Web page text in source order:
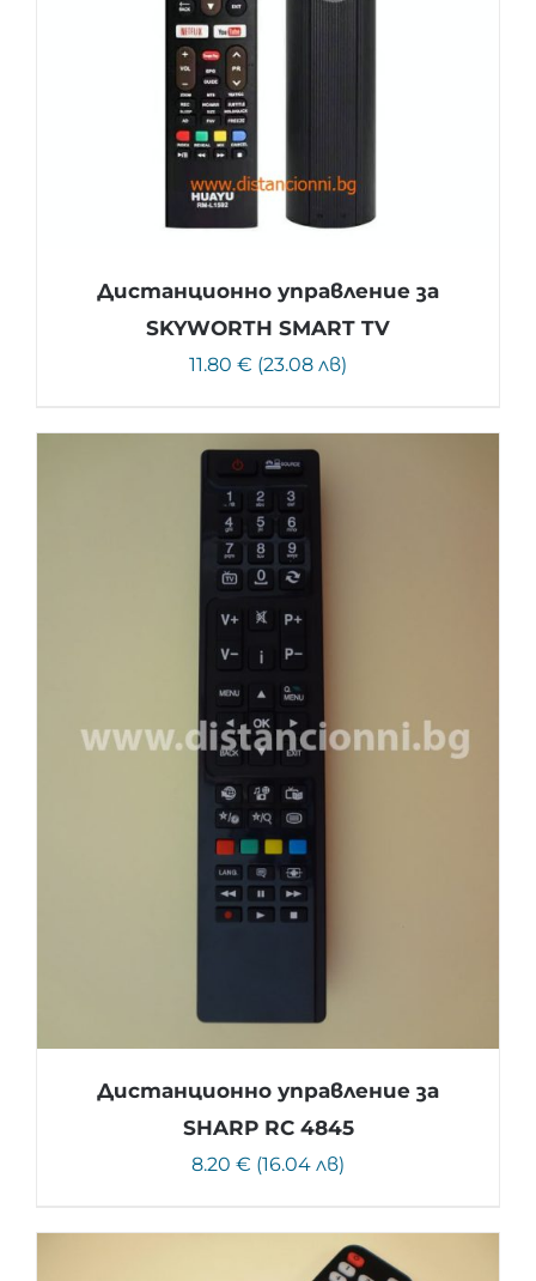
Дистанционно управление за
SKYWORTH SMART TV
11.80 € (23.08 лв)
Дистанционно управление за
SHARP RC 4845
8.20 € (16.04 лв)